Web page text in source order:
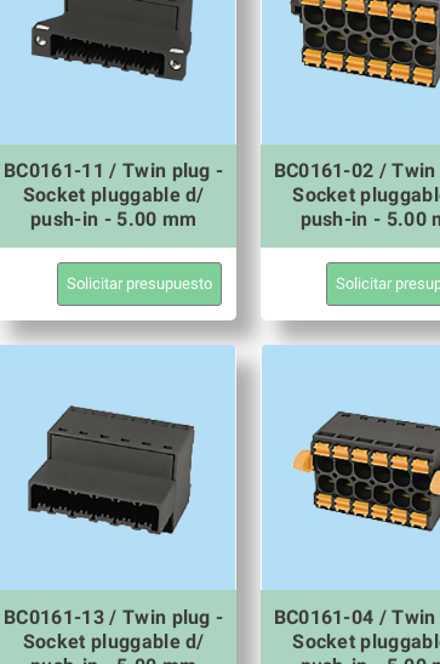
BC0161-11 / Twin plug -
Socket pluggable d/
push-in - 5.00 mm
Solicitar presupuesto
BC0161-02 /
Socket
push-in - 5.00
Solicitar
BC0161-13 / Twin plug -
Socket pluggable d/
BC0161-04 /
Socket